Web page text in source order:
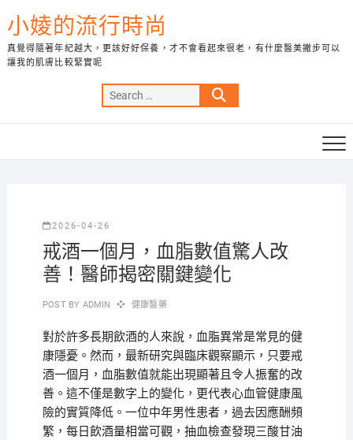
to
content
小婈的流行時尚
真覺得隨著年紀越大，更該好好保養，才不會看起來很老，有什麼醫美撇步可以
讓我的肌膚比較緊實呢
Search
…
2026-04-26
戒酒一個月，血脂數值驚人改
善！醫師揭密關鍵變化
POST BY ADMIN 健康醫藥
對於許多長期飲酒的人來說，血脂異常是常見的健
康隱憂。然而，最新研究與臨床觀察顯示，只要戒
酒一個月，血脂數值就能出現顯著且令人振奮的改
善。這不僅是數字上的變化，更代表心血管健康風
險的實質降低。一位中年男性患者，過去因應酬頻
繁，每日飲酒量相當可觀，抽血檢查發現三酸甘油